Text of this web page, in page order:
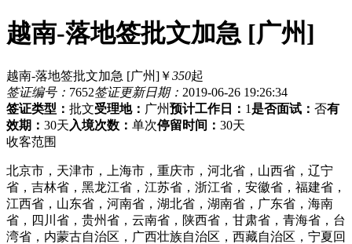
越南-落地签批文加急 [广州]
越南-落地签批文加急 [广州] ￥350起
签证编号： 7652签证更新日期： 2019-06-26 19:26:34
签证类型： 批文受理地： 广州预计工作日： 1是否面试： 否有
效期： 30天 入境次数： 单次停留时间： 30天
收客范围
北京市，天津市，上海市，重庆市，河北省，山西省，辽宁
省，吉林省，黑龙江省，江苏省，浙江省，安徽省，福建省，
江西省，山东省，河南省，湖北省，湖南省，广东省，海南
省，四川省，贵州省，云南省，陕西省，甘肃省，青海省，台
湾省，内蒙古自治区，广西壮族自治区，西藏自治区，宁夏回